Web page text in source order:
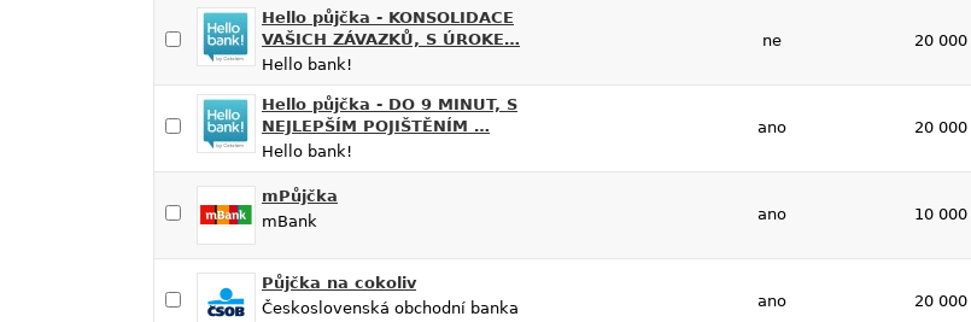
Hello půjčka - KONSOLIDACE
VAŠICH ZÁVAZKŮ, S ÚROKE…
Hello bank!
ne 20 000
Hello půjčka - DO 9 MINUT, S
NEJLEPŠÍM POJIŠTĚNÍM …
Hello bank!
ano 20 000
mPůjčka
mBank
ano 10 000
Půjčka na cokoliv
Československá obchodní banka
ano 20 000